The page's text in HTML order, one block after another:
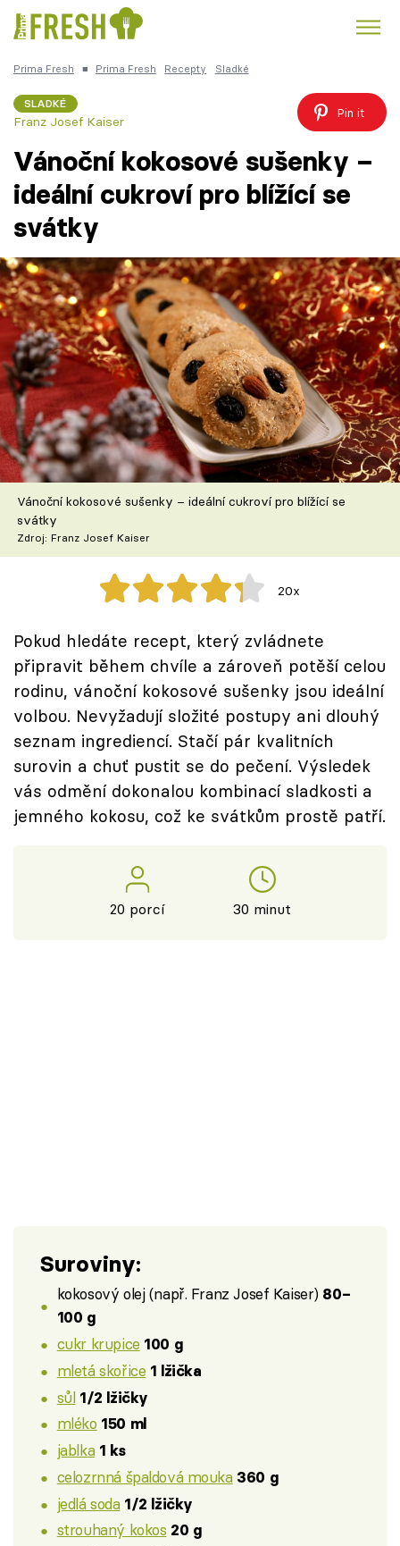
Česká kuchyně
Témata
Recepty
Články
TV Program
Škola vaření
Recepty z TV
Speciál: Cuketa
Těhotnej kuchař
Sledujte prima+
Přihlášení
Sledujte nás
Prima Fresh ■ Prima Fresh Recepty Sladké
SLADKÉ
Franz Josef Kaiser
Pin it
Vánoční kokosové sušenky –
ideální cukroví pro blížící se
svátky
Vánoční kokosové sušenky – ideální cukroví pro blížící se
svátky
Zdroj: Franz Josef Kaiser
20x
Pokud hledáte recept, který zvládnete
připravit během chvíle a zároveň potěší celou
rodinu, vánoční kokosové sušenky jsou ideální
volbou. Nevyžadují složité postupy ani dlouhý
seznam ingrediencí. Stačí pár kvalitních
surovin a chuť pustit se do pečení. Výsledek
vás odmění dokonalou kombinací sladkosti a
jemného kokosu, což ke svátkům prostě patří.
20 porcí 30 minut
Suroviny:
kokosový olej (např. Franz Josef Kaiser) 80–
100 g
cukr krupice 100 g
mletá skořice 1 lžička
sůl 1/2 lžičky
mléko 150 ml
jablka 1 ks
celozrnná špaldová mouka 360 g
jedlá soda 1/2 lžičky
strouhaný kokos 20 g